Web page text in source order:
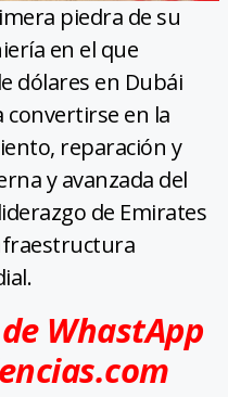
piedra de su
en el que
dólares en Dubái
convertirse en la
reparación y
y avanzada del
de Emirates
WhastApp